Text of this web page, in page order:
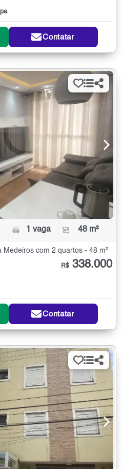
Contatar
1 vaga 48 m²
Medeiros com 2 quartos - 48 m²
R$ 338.000
Contatar